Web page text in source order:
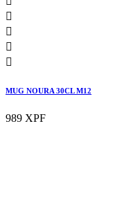




MUG NOURA 30CL M12
989 XPF